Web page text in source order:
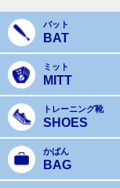
バット
BAT
ミット
MITT
トレーニング靴
SHOES
かばん
BAG